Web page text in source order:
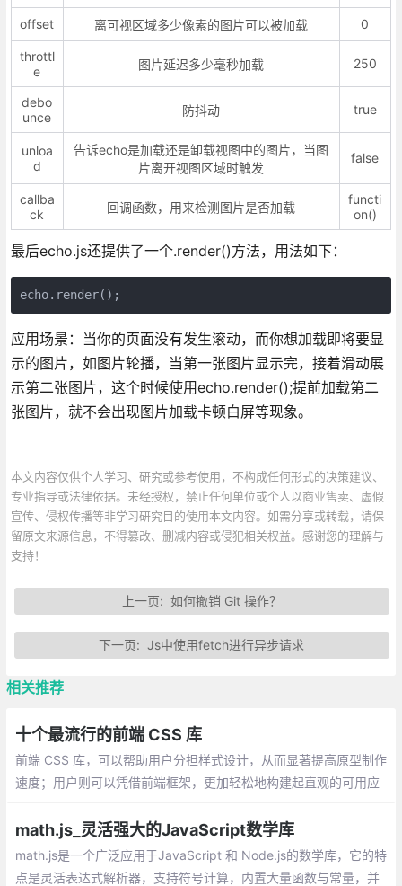
offset 离可视区域多少像素的图片可以被加载 0
throttl
e
图片延迟多少毫秒加载 250
debo
unce
防抖动 true
unloa
d
告诉echo是加载还是卸载视图中的图片，当图
片离开视图区域时触发
false
callba
ck
回调函数，用来检测图片是否加载
functi
on()
最后echo.js还提供了一个.render()方法，用法如下：
echo.render();
应用场景：当你的页面没有发生滚动，而你想加载即将要显
示的图片，如图片轮播，当第一张图片显示完，接着滑动展
示第二张图片，这个时候使用echo.render();提前加载第二
张图片，就不会出现图片加载卡顿白屏等现象。
本文内容仅供个人学习、研究或参考使用，不构成任何形式的决策建议、
专业指导或法律依据。未经授权，禁止任何单位或个人以商业售卖、虚假
宣传、侵权传播等非学习研究目的使用本文内容。如需分享或转载，请保
留原文来源信息，不得篡改、删减内容或侵犯相关权益。感谢您的理解与
支持！
上一页: 如何撤销 Git 操作？
下一页:Js中使用fetch进行异步请求
相关推荐
十个最流行的前端 CSS 库
前端 CSS 库，可以帮助用户分担样式设计，从而显著提高原型制作
速度；用户则可以凭借前端框架，更加轻松地构建起直观的可用应
内容就是关于那些目前最为流行且常用的框架
math.js_灵活强大的JavaScript数学库
math.js是一个广泛应用于JavaScript 和 Node.js的数学库，它的特
点是灵活表达式解析器，支持符号计算，内置大量函数与常量，并